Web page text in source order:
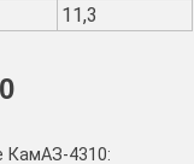
11,3
КамАЗ-4310: